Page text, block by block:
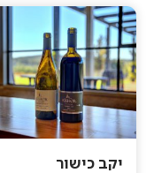
יקב כישור